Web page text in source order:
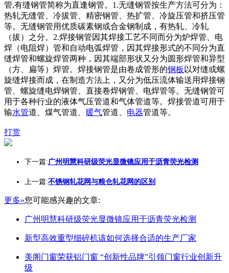
管,有缝钢管简称为直逢钢管。1.无缝钢管按生产方法可分为：
热轧无缝管、冷拔管、精密钢管、热扩管、冷旋压管和挤压管
等。无缝钢管用优质碳素钢或合金钢制成，有热轧、冷轧
（拔）之分。2.焊接钢管因其焊接工艺不同而分为炉焊管、电
焊（电阻焊）管和自动电弧焊管，因其焊接形式的不同分为直
缝焊管和螺旋焊管两种，因其端部形状又分为圆形焊管和异型
（方、扁等）焊管。焊接钢管是由卷成管形的钢板 以对缝或螺
旋缝焊接而成，在制造方法上，又分为低压流体输送用焊接钢
管、螺旋缝电焊钢管、直接卷焊钢管、电焊管等。无缝钢管可
用于各种行业的液体气压管道和气体管道等。焊接管道可用于
输水管道、煤气管道、 暖气管道、 电器管道等。
打赏
下一篇:广州明慧科研级荧光显微镜应用于沥青荧光检测
上一篇:不锈钢轧花网与粮仓轧花网的区别
更多»您可能感兴趣的文章:
广州明慧科研级荧光显微镜应用于沥青荧光检测
新型高效重型细碎机该如何选择合适的生产厂家
美阁门窗荣获铝门窗 “创新性品牌”引领门窗行业创新升
级